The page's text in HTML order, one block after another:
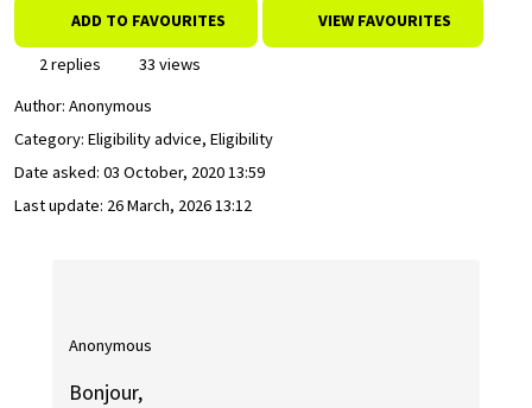
ADD TO FAVOURITES VIEW FAVOURITES
2 replies
33 views
Author: Anonymous
Category: Eligibility advice, Eligibility
Date asked: 03 October, 2020 13:59
Last update: 26 March, 2026 13:12
Anonymous
Bonjour,